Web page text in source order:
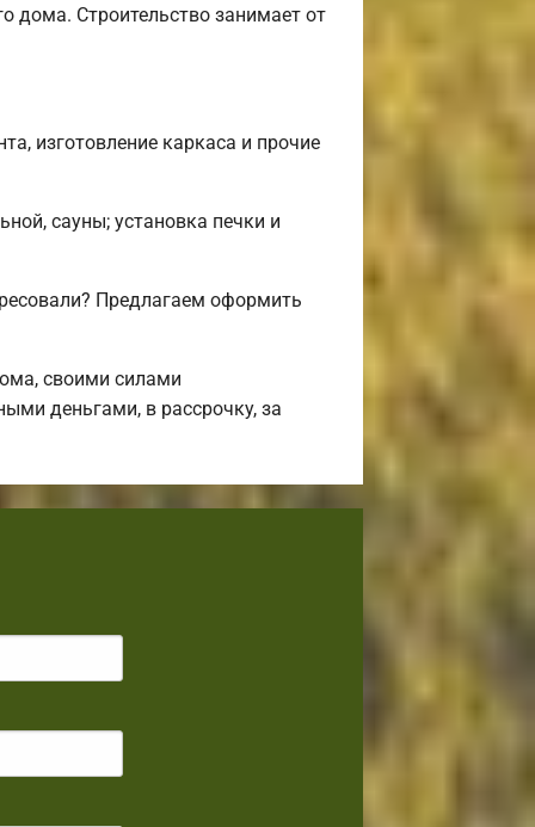
дома. Строительство занимает от
изготовление каркаса и прочие
сауны; установка печки и
Предлагаем оформить
своими силами
деньгами, в рассрочку, за